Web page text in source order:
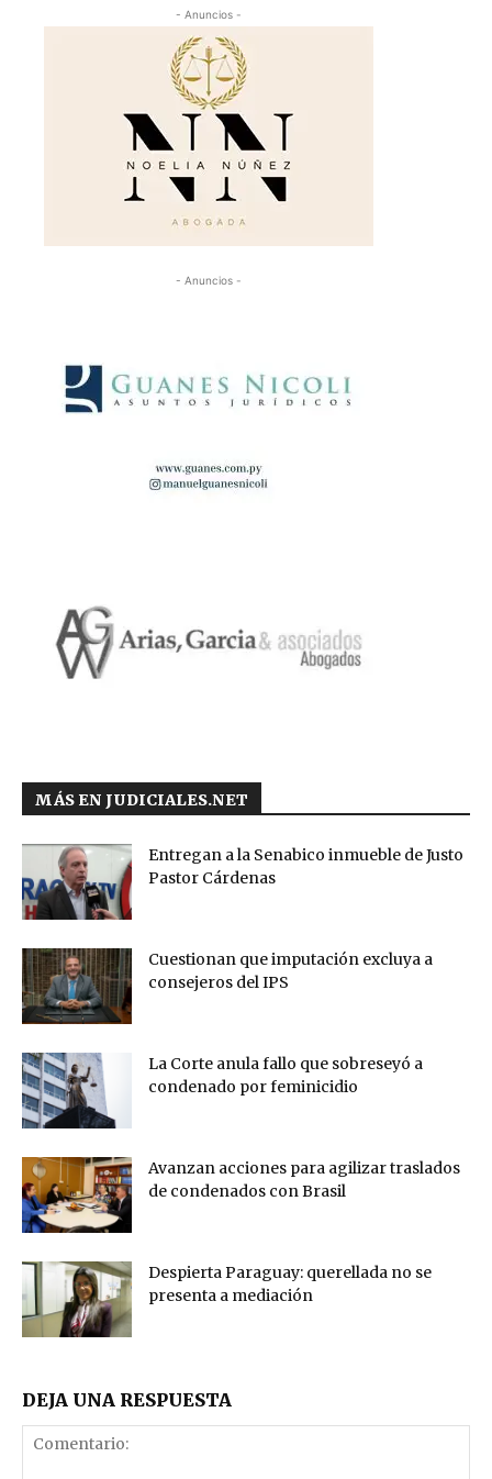
- Anuncios -
- Anuncios -
MÁS EN JUDICIALES.NET
Entregan a la Senabico inmueble de Justo
Pastor Cárdenas
Cuestionan que imputación excluya a
consejeros del IPS
La Corte anula fallo que sobreseyó a
condenado por feminicidio
Avanzan acciones para agilizar traslados
de condenados con Brasil
Despierta Paraguay: querellada no se
presenta a mediación
DEJA UNA RESPUESTA